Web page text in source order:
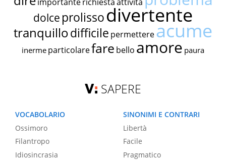
dolce prolissodivertente
tranquillodifficile permettereacume
inerme particolarefare bello amore paura
SAPERE
VOCABOLARIO
Ossimoro
Filantropo
Idiosincrasia
SINONIMI E CONTRARI
Libertà
Facile
Pragmatico